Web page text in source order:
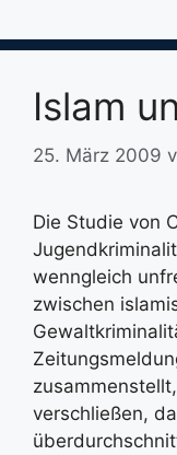
Islam
25. März 2009
Die Studie von
wenngleich
zwischen
verschließen,